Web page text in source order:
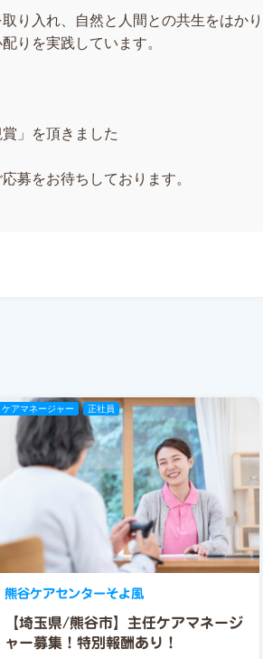
り入れ、自然と人間との共生をはか
りを実践しています。
施設
」を頂きました
募をお待ちしております。
ケアマネージャー 正社員
【埼玉県/熊谷市】主任ケアマネージ
ャー募集！特別報酬あり！
熊谷ケアセンターそよ風